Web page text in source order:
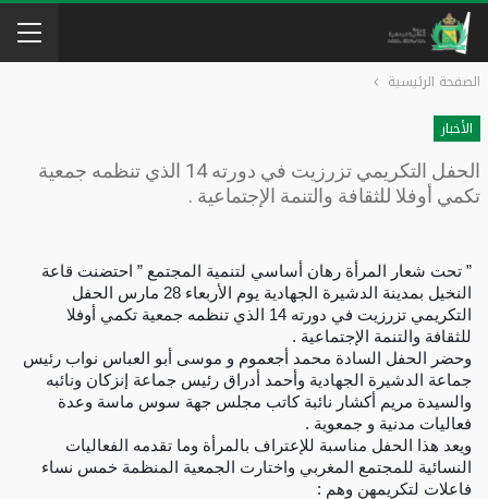
الصفحة الرئيسية
الأخبار
الحفل التكريمي تزرزيت في دورته 14 الذي تنظمه جمعية
تكمي أوفلا للثقافة والتنمة الإجتماعية .
” تحت شعار المرأة رهان أساسي لتنمية المجتمع ” احتضنت قاعة
النخيل بمدينة الدشيرة الجهادية يوم الأربعاء 28 مارس الحفل
التكريمي تزرزيت في دورته 14 الذي تنظمه جمعية تكمي أوفلا
للثقافة والتنمة الإجتماعية .
وحضر الحفل السادة محمد أجعموم و موسى أبو العباس نواب رئيس
جماعة الدشيرة الجهادية وأحمد أدراق رئيس جماعة إنزكان ونائبه
والسيدة مريم أكشار نائبة كاتب مجلس جهة سوس ماسة وعدة
فعاليات مدنية و جمعوية .
ويعد هذا الحفل مناسبة للإعتراف بالمرأة وما تقدمه الفعاليات
النسائية للمجتمع المغربي واختارت الجمعية المنظمة خمس نساء
فاعلات لتكريمهن وهم :